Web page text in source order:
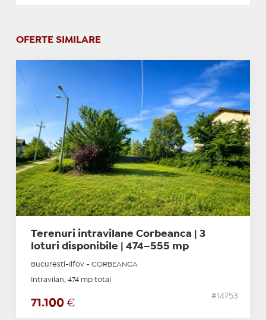
OFERTE SIMILARE
Terenuri intravilane Corbeanca | 3
loturi disponibile | 474–555 mp
Bucuresti-Ilfov - CORBEANCA
Intravilan, 474 mp total
71.100 €
#14753